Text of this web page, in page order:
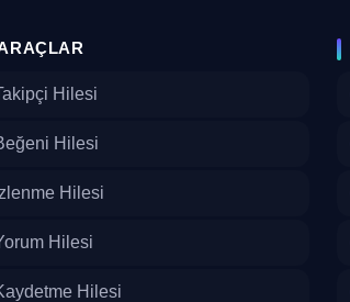
Hilesi
Hilesi
Hilesi
Hilesi
Hilesi